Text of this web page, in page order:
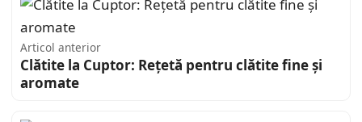
Articol anterior
Clătite la Cuptor: Rețetă pentru clătite fine și
aromate